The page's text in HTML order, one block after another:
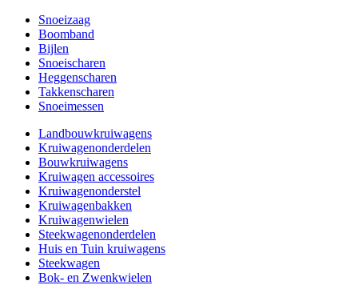
Snoeizaag
Boomband
Bijlen
Snoeischaren
Heggenscharen
Takkenscharen
Snoeimessen
Landbouwkruiwagens
Kruiwagenonderdelen
Bouwkruiwagens
Kruiwagen accessoires
Kruiwagenonderstel
Kruiwagenbakken
Kruiwagenwielen
Steekwagenonderdelen
Huis en Tuin kruiwagens
Steekwagen
Bok- en Zwenkwielen